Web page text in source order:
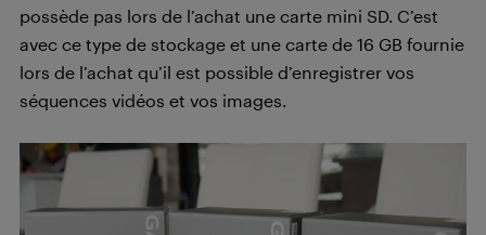
possède pas lors de l’achat une carte mini SD. C’est
avec ce type de stockage et une carte de 16 GB fournie
lors de l’achat qu’il est possible d’enregistrer vos
séquences vidéos et vos images.